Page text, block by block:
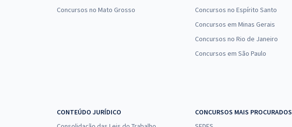
Concursos no Mato Grosso
Concursos no Espírito Santo
Concursos em Minas Gerais
Concursos no Rio de Janeiro
Concursos em São Paulo
CONTEÚDO JURÍDICO
CONCURSOS MAIS PROCURADOS